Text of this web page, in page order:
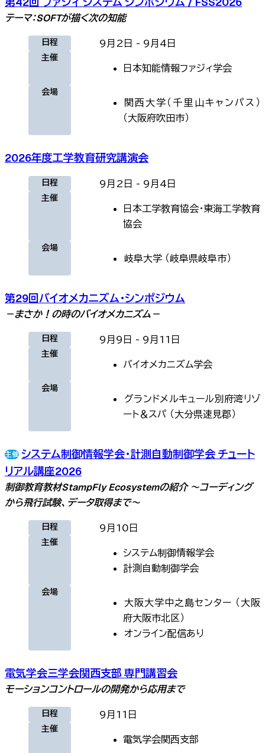
テーマ：SOFTが描く次の知能
日程 9月2日 - 9月4日
主催
日本知能情報ファジィ学会
会場
関西大学（千里山キャンパス）
（大阪府吹田市）
2026年度工学教育研究講演会
日程 9月2日 - 9月4日
主催
日本工学教育協会・東海⼯学教育
協会
会場
岐阜大学 （岐阜県岐阜市）
第29回バイオメカニズム・シンポジウム
－まさか！の時のバイオメカニズム－
日程 9月9日 - 9月11日
主催
バイオメカニズム学会
会場
グランドメルキュール別府湾リゾ
ート＆スパ （大分県速見郡 ）
システム制御情報学会・計測自動制御学会 チュート
リアル講座2026
制御教育教材StampFly Ecosystemの紹介 ～コーディング
から飛行試験、データ取得まで～
日程 9月10日
主催
システム制御情報学会
計測自動制御学会
会場
大阪大学中之島センター （ 大阪
府大阪市北区 ）
オンライン配信あり
電気学会三学会関西支部 専門講習会
モーションコントロールの開発から応用まで
日程 9月11日
主催
電気学会関西支部